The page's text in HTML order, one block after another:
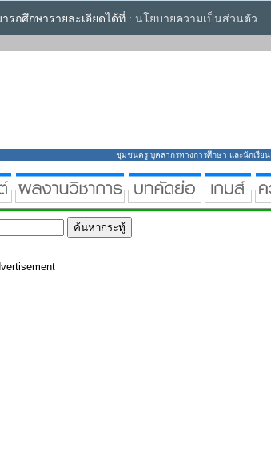
ถศึกษารายละเอียดได้ที่ : นโยบายความเป็นส่วนตัว
ชุมชนครู บุคลากรทางการศึกษา และนักเรีย